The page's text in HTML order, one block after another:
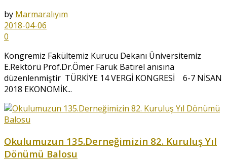
by Marmaralıyım
2018-04-06
0
Kongremiz Fakültemiz Kurucu Dekanı Üniversitemiz
E.Rektörü Prof.Dr.Ömer Faruk Batırel anısına
düzenlenmiştir TÜRKİYE 14 VERGİ KONGRESİ 6-7 NİSAN
2018 EKONOMİK...
Okulumuzun 135.Derneğimizin 82. Kuruluş Yıl
Dönümü Balosu